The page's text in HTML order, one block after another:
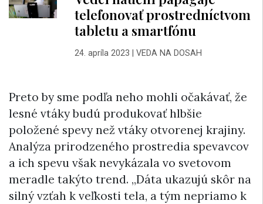
telefonovať prostredníctvom
tabletu a smartfónu
24. apríla 2023 VEDA NA DOSAH
Preto by sme podľa neho mohli očakávať, že
lesné vtáky budú produkovať hlbšie
položené spevy než vtáky otvorenej krajiny.
Analýza prirodzeného prostredia spevavcov
a ich spevu však nevykázala vo svetovom
meradle takýto trend. „Dáta ukazujú skôr na
silný vzťah k veľkosti tela, a tým nepriamo k